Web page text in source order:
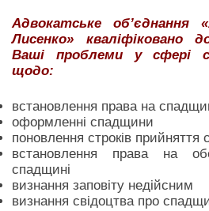
Адвокатське об’єднання
Лисенко» кваліфіковано
Ваші проблеми у сфері
щодо:
встановлення права на
оформленні спадщини
поновлення строків
встановлення права на
спадщині
визнання заповіту недійсним
визнання свідоцтва про